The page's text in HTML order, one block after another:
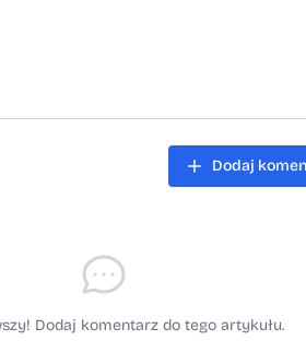
Dodaj
Dodaj komentarz do tego artykułu.